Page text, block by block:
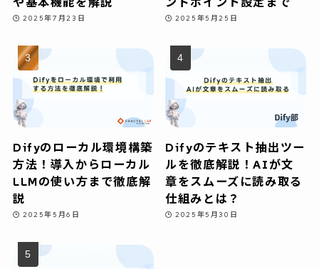
2025年7月23日 2025年5月25日
Difyのローカル環境構築
方法！導入からローカル
LLMの使い方まで徹底解
説
2025年5月6日
Difyのテキスト抽出ツー
ルを徹底解説！AIが文
章をスムーズに読み取る
仕組みとは？
2025年5月30日